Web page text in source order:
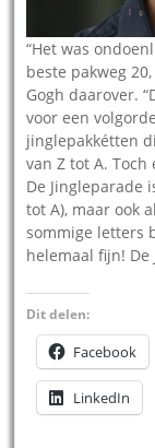
“Het was
beste pakweg
Gogh daarover.
voor een
jinglepakkétten
van Z tot A.
De Jingleparade
tot A), maar ook
sommige letters
helemaal fijn! De
Dit delen:
Facebook
LinkedIn